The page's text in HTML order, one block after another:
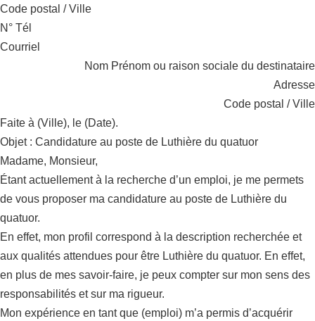
Code postal / Ville
N° Tél
Courriel
Nom Prénom ou raison sociale du destinataire
Adresse
Code postal / Ville
Faite à (Ville), le (Date).
Objet : Candidature au poste de Luthière du quatuor
Madame, Monsieur,
Étant actuellement à la recherche d’un emploi, je me permets
de vous proposer ma candidature au poste de Luthière du
quatuor.
En effet, mon profil correspond à la description recherchée et
aux qualités attendues pour être Luthière du quatuor. En effet,
en plus de mes savoir-faire, je peux compter sur mon sens des
responsabilités et sur ma rigueur.
Mon expérience en tant que (emploi) m’a permis d’acquérir